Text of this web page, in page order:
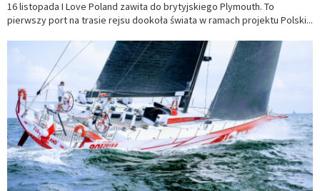
16 listopada I Love Poland zawita do brytyjskiego Plymouth. To
pierwszy port na trasie rejsu dookoła świata w ramach projektu Polski...